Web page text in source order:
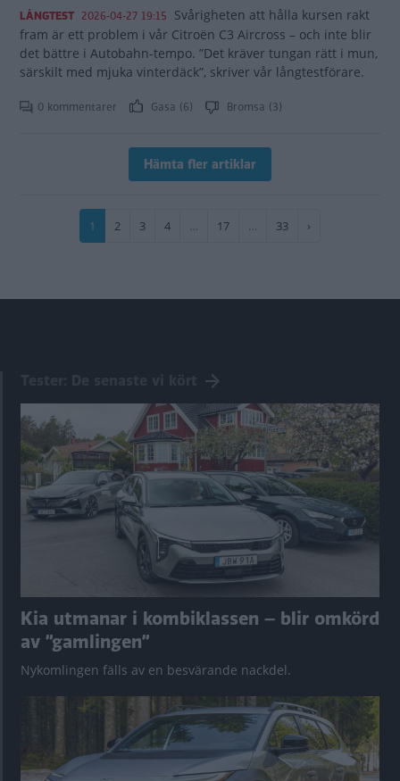
LÅNGTEST 2026-04-27 19:15 Svårigheten att hålla kursen rakt
fram är ett problem i vår Citroën C3 Aircross – och inte blir
det bättre i Autobahn-tempo. ”Det kräver tungan rätt i mun,
särskilt med mjuka vinterdäck”, skriver vår långtestförare.
0 kommentarer Gasa (6) Bromsa (3)
Hämta fler artiklar
Paginering
Nuvarande
1 Sida
2 Sida
3 Sida
4 … Sida
17 … Sida
33
Nästa
›
Kia utmanar i kombiklassen – blir omkörd
av ”gamlingen”
Nykomlingen fälls av en besvärande nackdel.